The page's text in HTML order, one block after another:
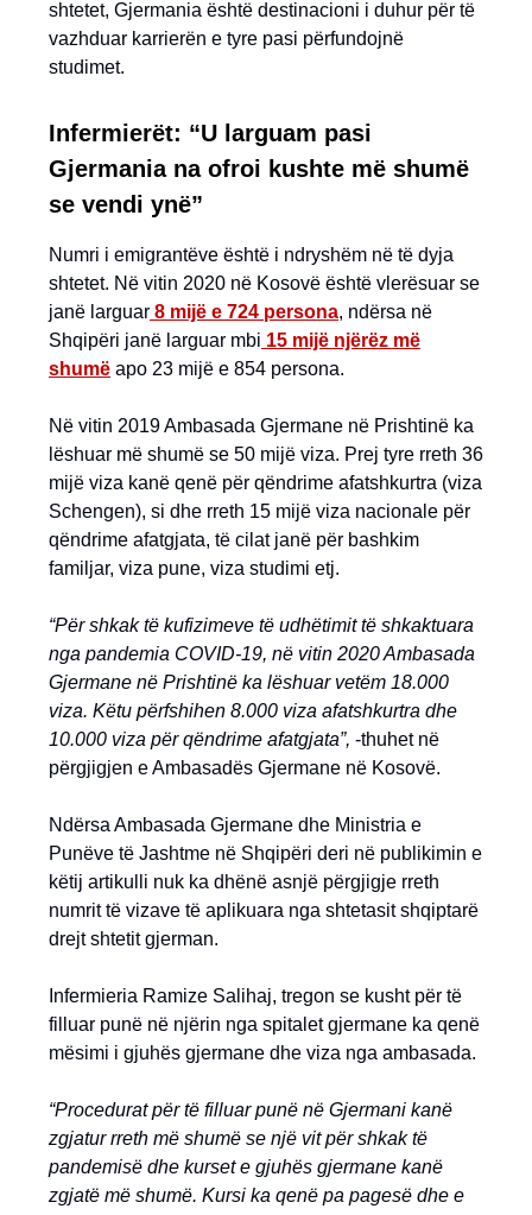
shtetet, Gjermania është destinacioni i duhur për të
vazhduar karrierën e tyre pasi përfundojnë
studimet.
Infermierët: “U larguam pasi
Gjermania na ofroi kushte më shumë
se vendi ynë”
Numri i emigrantëve është i ndryshëm në të dyja
shtetet. Në vitin 2020 në Kosovë është vlerësuar se
janë larguar 8 mijë e 724 persona, ndërsa në
Shqipëri janë larguar mbi 15 mijë njërëz më
shumë apo 23 mijë e 854 persona.
Në vitin 2019 Ambasada Gjermane në Prishtinë ka
lëshuar më shumë se 50 mijë viza. Prej tyre rreth 36
mijë viza kanë qenë për qëndrime afatshkurtra (viza
Schengen), si dhe rreth 15 mijë viza nacionale për
qëndrime afatgjata, të cilat janë për bashkim
familjar, viza pune, viza studimi etj.
“Për shkak të kufizimeve të udhëtimit të shkaktuara
nga pandemia COVID-19, në vitin 2020 Ambasada
Gjermane në Prishtinë ka lëshuar vetëm 18.000
viza. Këtu përfshihen 8.000 viza afatshkurtra dhe
10.000 viza për qëndrime afatgjata”, -thuhet në
përgjigjen e Ambasadës Gjermane në Kosovë.
Ndërsa Ambasada Gjermane dhe Ministria e
Punëve të Jashtme në Shqipëri deri në publikimin e
këtij artikulli nuk ka dhënë asnjë përgjigje rreth
numrit të vizave të aplikuara nga shtetasit shqiptarë
drejt shtetit gjerman.
Infermieria Ramize Salihaj, tregon se kusht për të
filluar punë në njërin nga spitalet gjermane ka qenë
mësimi i gjuhës gjermane dhe viza nga ambasada.
“Procedurat për të filluar punë në Gjermani kanë
zgjatur rreth më shumë se një vit për shkak të
pandemisë dhe kurset e gjuhës gjermane kanë
zgjatë më shumë. Kursi ka qenë pa pagesë dhe e